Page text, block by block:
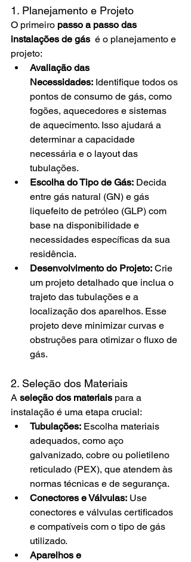
1. Planejamento e Projeto
O primeiro passo a passo das
instalações de gás é o planejamento e
projeto:
Avaliação das
Necessidades: Identifique todos os
pontos de consumo de gás, como
fogões, aquecedores e sistemas
de aquecimento. Isso ajudará a
determinar a capacidade
necessária e o layout das
tubulações.
Escolha do Tipo de Gás: Decida
entre gás natural (GN) e gás
liquefeito de petróleo (GLP) com
base na disponibilidade e
necessidades específicas da sua
residência.
Desenvolvimento do Projeto: Crie
um projeto detalhado que inclua o
trajeto das tubulações e a
localização dos aparelhos. Esse
projeto deve minimizar curvas e
obstruções para otimizar o fluxo de
gás.
2. Seleção dos Materiais
A seleção dos materiais para a
instalação é uma etapa crucial:
Tubulações: Escolha materiais
adequados, como aço
galvanizado, cobre ou polietileno
reticulado (PEX), que atendem às
normas técnicas e de segurança.
Conectores e Válvulas: Use
conectores e válvulas certificados
e compatíveis com o tipo de gás
utilizado.
Aparelhos e